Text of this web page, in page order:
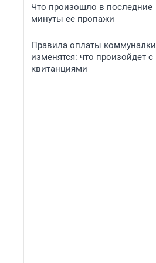
Что произошло в последние
минуты ее пропажи
Правила оплаты коммуналки
изменятся: что произойдет с
квитанциями